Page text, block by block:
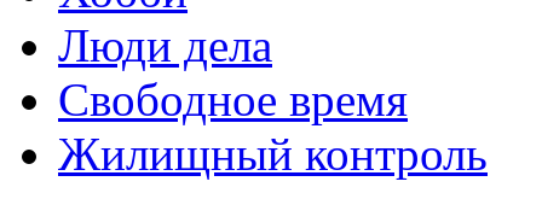
Люди дела
Свободное время
Жилищный контроль